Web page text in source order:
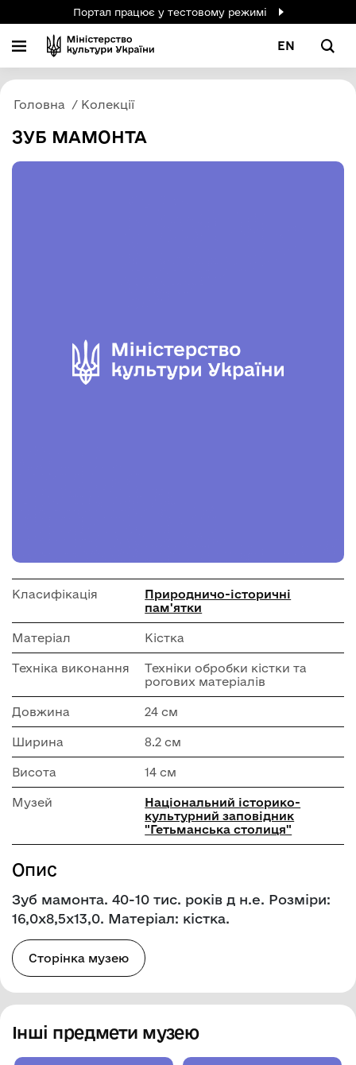
Портал працює у тестовому режимі
EN
Головна Колекції
ЗУБ МАМОНТА
Класифікація
Природничо-історичні
пам'ятки
Матеріал Кістка
Техніка виконання
Техніки обробки кістки та
рогових матеріалів
Довжина 24 см
Ширина 8.2 см
Висота 14 см
Музей
Національний історико-
культурний заповідник
"Гетьманська столиця"
Опис
Зуб мамонта. 40-10 тис. років д н.е. Розміри:
16,0х8,5х13,0. Матеріал: кістка.
Сторінка музею
Інші предмети музею